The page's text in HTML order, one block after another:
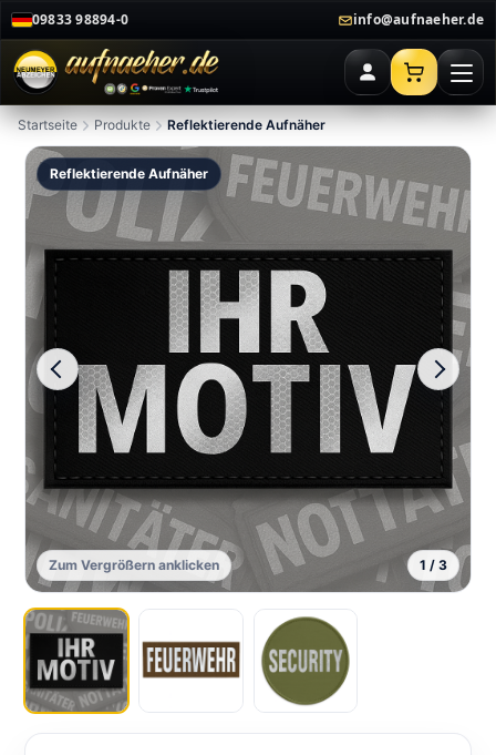
09833 98894-0 info@aufnaeher.de
Startseite Produkte Reflektierende Aufnäher
Reflektierende Aufnäher
1 / 3
Zum Vergrößern anklicken